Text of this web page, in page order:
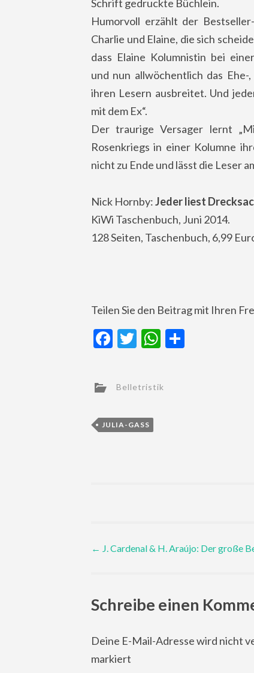
Schrift gedruckte Büchlein.
Humorvoll erzählt der
Charlie und Elaine, die sich
dass Elaine Kolumnistin bei
und nun allwöchentlich das
ihren Lesern ausbreitet. Und
mit dem Ex“.
Der traurige Versager lernt
Rosenkriegs in einer Kolumne
nicht zu Ende und lässt die Leser
Nick Hornby:Jeder liest
KiWi Taschenbuch, Juni 2014.
128 Seiten, Taschenbuch, 6,99
Teilen Sie den Beitrag mit Ihren
Facebook
TwitterWhatsApp
Belletristik
JULIA-GASS
Post
← J. Cardenal & H. Araújo: Der große
Schreibe einen
Deine E-Mail-Adresse wird nicht
markiert